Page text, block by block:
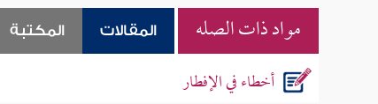
مواد ذات الصله المقالات المكتبة
أخطاء في الإفطار